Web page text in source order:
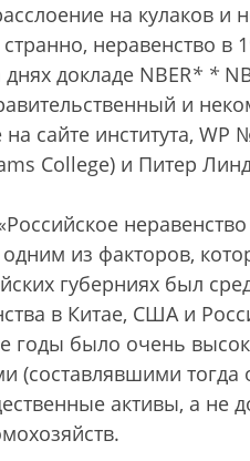
на кулаков
неравенство
докладе NBER* *
и
сайте института, WP
College) и Питер
из факторов,
губерниях был
в Китае, США и
годы было очень
(составлявшими тогда
активы, а не